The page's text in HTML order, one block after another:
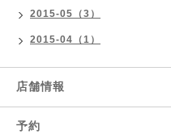
2015-05（3）
2015-04（1）
店舗情報
予約